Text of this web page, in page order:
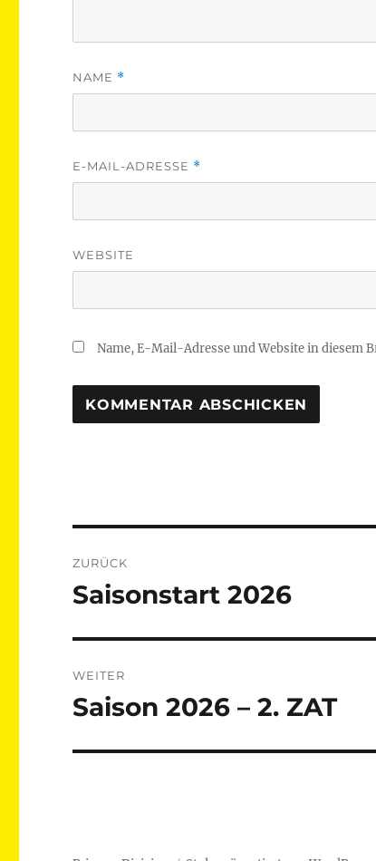
NAME *
E-MAIL-ADRESSE *
WEBSITE
Name, E-Mail-Adresse und Website in diesem
ZURÜCK
Vorheriger
Saisonstart 2026
WEITER
Nächster
Saison 2026 – 2. ZAT